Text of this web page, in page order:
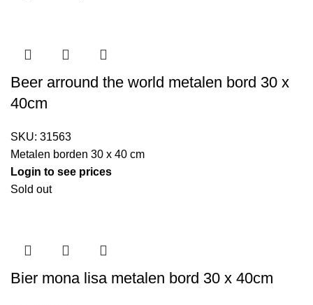
Beer arround the world metalen bord 30 x
40cm
SKU: 31563
Metalen borden 30 x 40 cm
Login to see prices
Sold out
Bier mona lisa metalen bord 30 x 40cm